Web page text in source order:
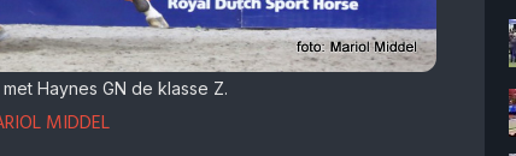
Haynes GN de klasse Z.
MIDDEL